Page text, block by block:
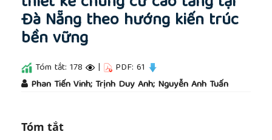
Đà Nẵng theo hướng kiến trúc
bền vững
Tóm tắt: 178 | PDF: 61
Phan Tiến Vinh; Trịnh Duy Anh; Nguyễn Anh Tuấn
Tóm tắt